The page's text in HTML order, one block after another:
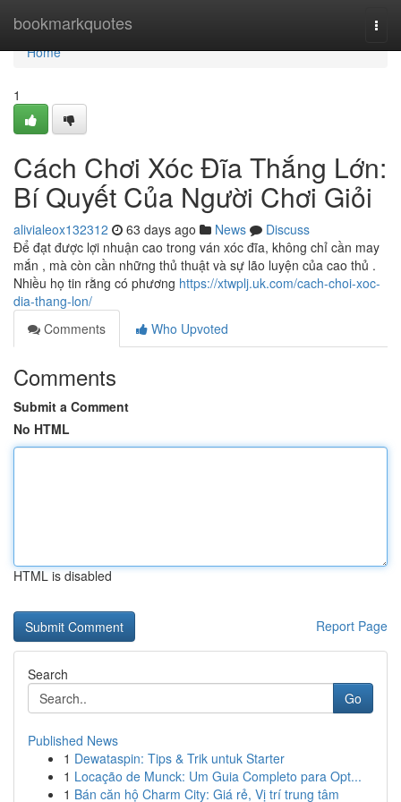
bookmarkquotes
Home
Home
1
Cách Chơi Xóc Đĩa Thắng Lớn:
Bí Quyết Của Người Chơi Giỏi
alivialeox132312 63 days ago News
Discuss
Để đạt được lợi nhuận cao trong ván xóc đĩa, không chỉ cần may
mắn , mà còn cần những thủ thuật và sự lão luyện của cao thủ .
Nhiều họ tin rằng có phương https://xtwplj.uk.com/cach-choi-xoc-
dia-thang-lon/
Comments
Who Upvoted
Comments
Submit a Comment
No HTML
HTML is disabled
Report Page
Search
Go
Published News
1 Dewataspin: Tips & Trik untuk Starter
1 Locação de Munck: Um Guia Completo para Opt...
1 Bán căn hộ Charm City: Giá rẻ, Vị trí trung tâm